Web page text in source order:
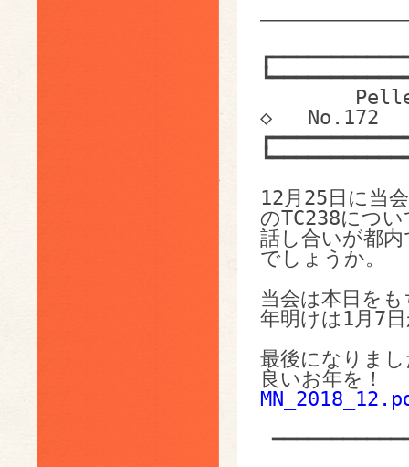
◇   No.172
12月25日に当
のTC238につ
話し合いが都
でしょうか。
当会は本日を
年明けは1月7
最後になりま
良いお年を！
━━━━━━━━━━━━━━━━━━━━━━━━━━━━━━━━━━━